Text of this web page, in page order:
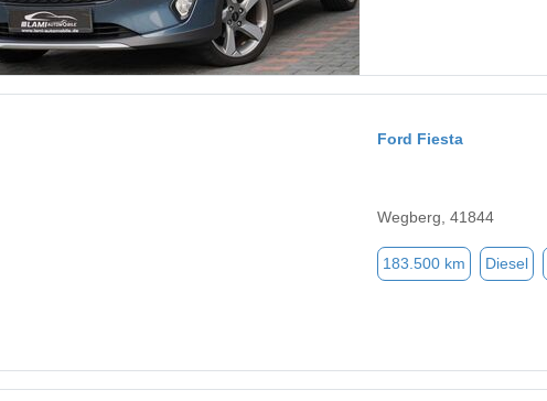
Ford Fiesta
Wegberg, 41844
183.500 km Diesel